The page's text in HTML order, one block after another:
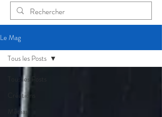
Le Mag
Tous les Posts
Créations
Médias
Tous les Posts